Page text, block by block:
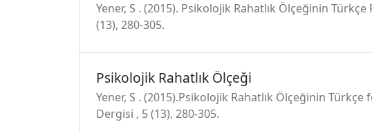
Yener, S . (2015). Psikolojik Rahatlık Ölçeğinin
(13), 280-305.
Psikolojik Rahatlık Ölçeği
Yener, S . (2015).Psikolojik Rahatlık Ölçeğinin
Dergisi , 5 (13), 280-305.